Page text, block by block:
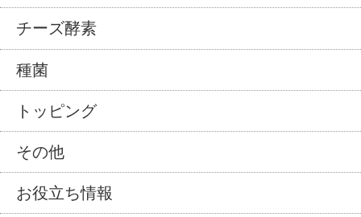
チーズ酵素
種菌
トッピング
その他
お役立ち情報